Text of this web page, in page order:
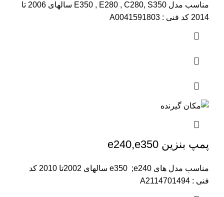
مناسب مدل E350 , E280 , C280, S350 سالهای 2006 تا
2014 کد فنی : A0041591803
پمپ بنزین e240,e350
مناسب مدل های e350 ;e240 سالهای 2002تا 2010 کد
فنی : A2114701494